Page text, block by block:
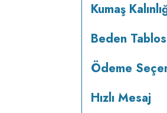
Kumaş
Beden
Ödeme
Hızlı Mesaj